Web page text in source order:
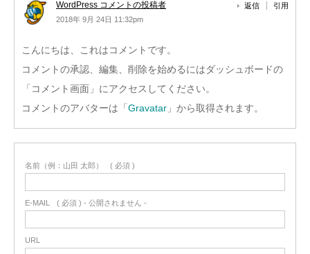
WordPress コメントの投稿者
2018年 9月 24日 11:32pm
返信 引用
こんにちは、これはコメントです。
コメントの承認、編集、削除を始めるにはダッシュボードの
「コメント画面」にアクセスしてください。
コメントのアバターは「 Gravatar 」から取得されます。
名前（例：山田 太郎） ( 必須 )
E-MAIL ( 必須 ) - 公開されません -
URL